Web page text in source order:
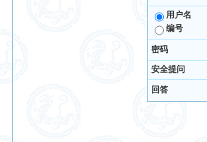
用户名
编号
密码
安全提问
回答